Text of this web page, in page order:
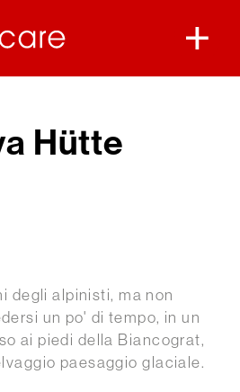
Hütte
degli alpinisti, ma non
un po' di tempo, in un
ai piedi della Biancograt,
paesaggio glaciale.